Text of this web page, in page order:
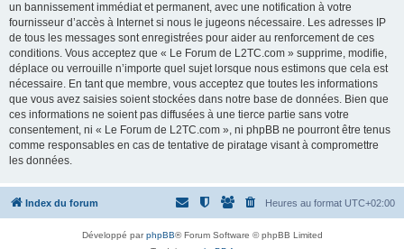
un bannissement immédiat et permanent, avec une notification à votre
fournisseur d’accès à Internet si nous le jugeons nécessaire. Les adresses IP
de tous les messages sont enregistrées pour aider au renforcement de ces
conditions. Vous acceptez que « Le Forum de L2TC.com » supprime, modifie,
déplace ou verrouille n’importe quel sujet lorsque nous estimons que cela est
nécessaire. En tant que membre, vous acceptez que toutes les informations
que vous avez saisies soient stockées dans notre base de données. Bien que
ces informations ne soient pas diffusées à une tierce partie sans votre
consentement, ni « Le Forum de L2TC.com », ni phpBB ne pourront être tenus
comme responsables en cas de tentative de piratage visant à compromettre
les données.
Index du forum Heures au format UTC+02:00
Développé parphpBB® Forum Software © phpBB Limited